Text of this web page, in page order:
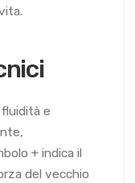
e
+ indica il
del vecchio